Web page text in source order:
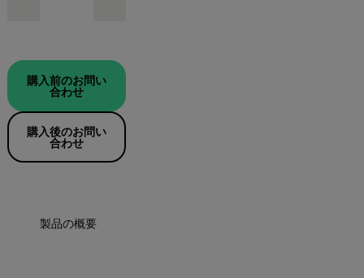
購入前のお問い
合わせ
購入後のお問い
合わせ
製品の概要